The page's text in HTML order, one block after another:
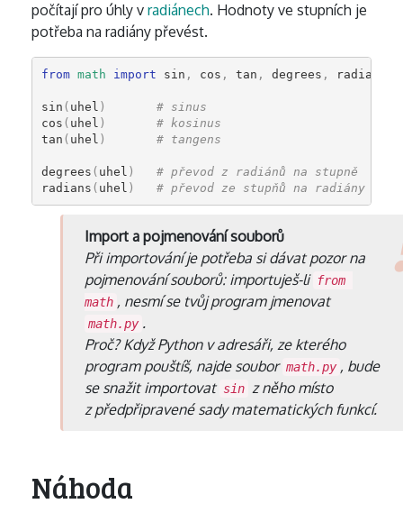
počítají pro úhly v radiánech. Hodnoty ve stupních je
potřeba na radiány převést.
from math import sin , cos , tan , degrees , radians
sin ( uhel )
# sinus
cos ( uhel )
# kosinus
tan ( uhel ) # tangens
degrees ( uhel )
# převod z radiánů na stupně
radians ( uhel ) # převod ze stupňů na radiány
Import a pojmenování souborů
Při importování je potřeba si dávat pozor na
pojmenování souborů: importuješ-li from
math , nesmí se tvůj program jmenovat
math.py .
Proč? Když Python v adresáři, ze kterého
program pouštíš, najde soubor math.py , bude
se snažit importovat sin z něho místo
z předpřipravené sady matematických funkcí.
Náhoda